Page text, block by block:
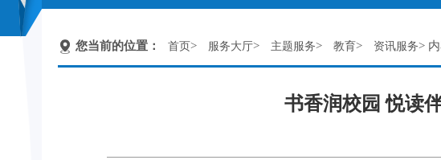
您当前的位置： 首页> 服务大厅> 主题服务> 教育> 资讯服务>
书香润校园 悦读